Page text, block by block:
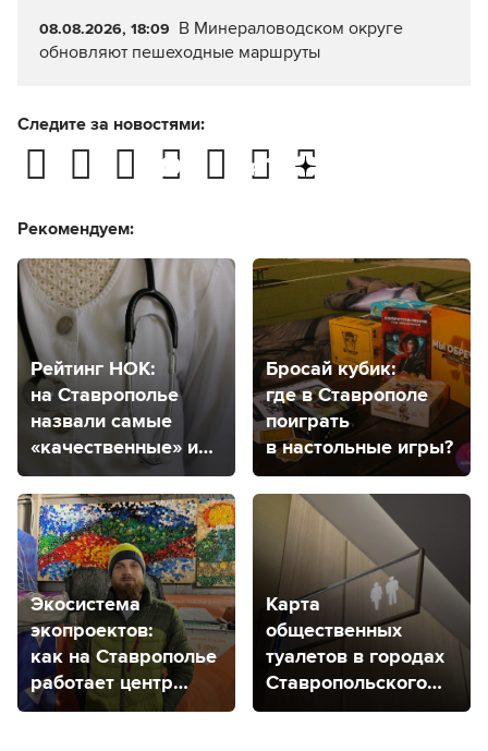
08.08.2026, 18:09 В Минераловодском округе
обновляют пешеходные маршруты
Следите за новостями:
Рекомендуем:
Рейтинг НОК:
на Ставрополье
назвали самые
«качественные» и
«некачественные»
медицинские
организации
Бросай кубик:
где в Ставрополе
поиграть
в настольные игры?
Экосистема
экопроектов:
как на Ставрополье
работает центр
распределения
Карта
общественных
туалетов в городах
Ставропольского
края